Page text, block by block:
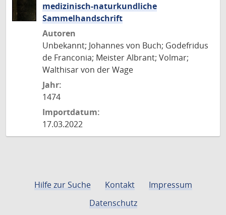
medizinisch-naturkundliche
Sammelhandschrift
Autoren
Unbekannt; Johannes von Buch; Godefridus
de Franconia; Meister Albrant; Volmar;
Walthisar von der Wage
Jahr:
1474
Importdatum:
17.03.2022
Hilfe zur Suche Kontakt
Impressum
Datenschutz